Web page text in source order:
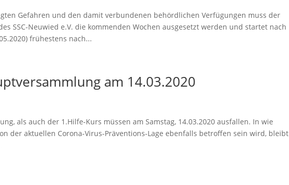
Gefahren und den damit verbundenen behördlichen Verfügungen muss der
SSC-Neuwied e.V. die kommenden Wochen ausgesetzt werden und startet nach
frühestens nach...
am 14.03.2020
als auch der 1.Hilfe-Kurs müssen am Samstag, 14.03.2020 ausfallen. In wie
der aktuellen Corona-Virus-Präventions-Lage ebenfalls betroffen sein wird, bleibt